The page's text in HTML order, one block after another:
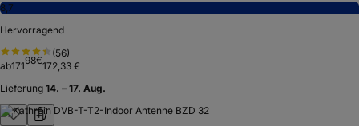
8,7
Hervorragend
(56)
ab17198€172,33 €
Lieferung 14. – 17. Aug.